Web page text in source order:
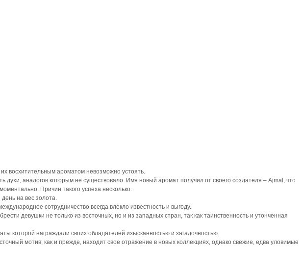
восхитительным ароматом невозможно устоять.
аналогов которым не существовало. Имя новый аромат получил от своего создателя – Ajmal, что
Причин такого успеха несколько.
на вес золота.
сотрудничество всегда влекло известность и выгоду.
девушки не только из восточных, но и из западных стран, так как таинственность и утонченная
награждали своих обладателей изысканностью и загадочностью.
мотив, как и прежде, находит свое отражение в новых коллекциях, однако свежие, едва уловимые